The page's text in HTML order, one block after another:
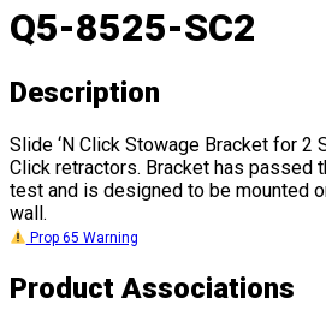
Q5-8525-SC2
Description
Slide ‘N Click Stowage Bracket for 2
Click retractors. Bracket has passed
test and is designed to be mounted
wall.
Prop 65 Warning
Product Associations